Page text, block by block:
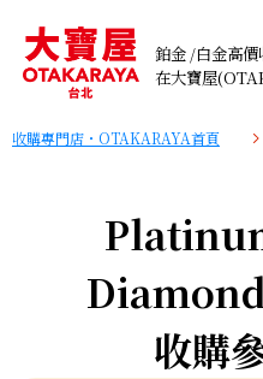
鉑金 /白金高
在大寶屋
收購專門店・OTAKARAYA首頁
收購